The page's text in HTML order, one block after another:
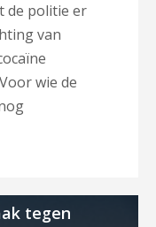
de politie er
van
wie de
tegen